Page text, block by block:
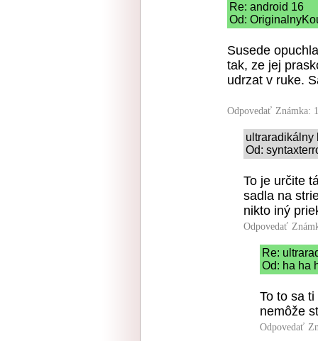
Re: android 16
Od:
Susede
tak, ze jej
udrzat v ruke.
Odpovedať Známka:
ultraradikálny
Od:
To je určite
sadla na
nikto iný
Odpovedať
Re:
Od: ha ha
To to sa
nemôže
Odpovedať